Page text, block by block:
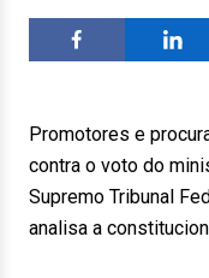
Promotores e
contra o voto do
Supremo Tribunal
analisa a